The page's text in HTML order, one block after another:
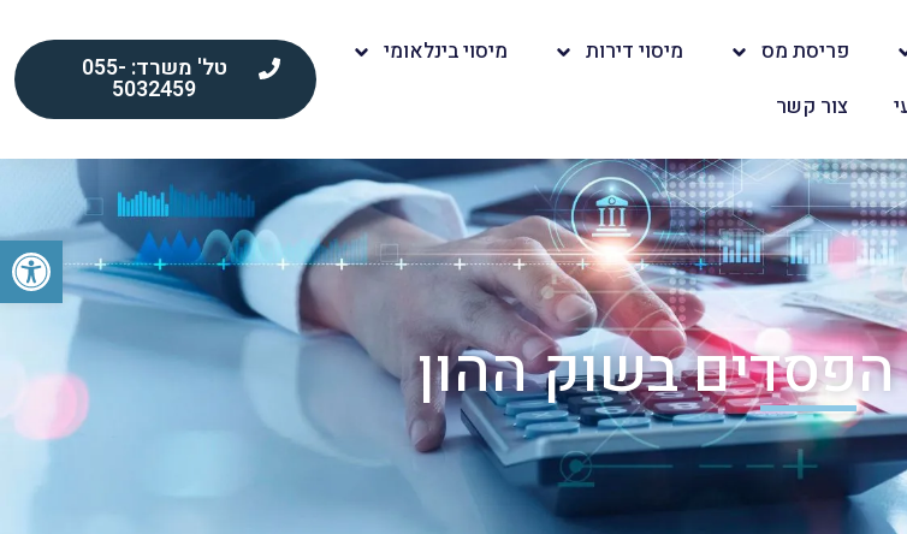
פתח
פריסת מס מיסוי דירות
מיסוי בינלאומי
צור קשר
טל' משרד: 055-
5032459
בשוק ההון